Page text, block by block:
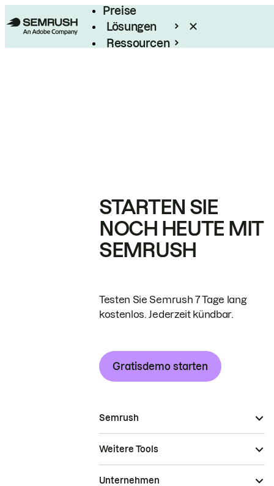
Preise
Lösungen
Ressourcen
STARTEN SIE
NOCH HEUTE MIT
SEMRUSH
Testen Sie Semrush 7 Tage lang
kostenlos. Jederzeit kündbar.
Gratisdemo starten
Semrush
Weitere Tools
Unternehmen